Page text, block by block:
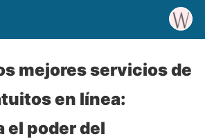
mejores servicios de
en línea:
el poder del